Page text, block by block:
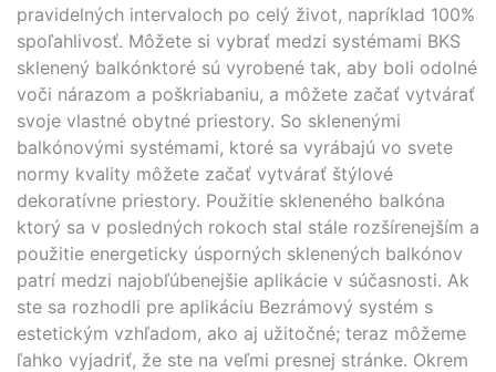
pravidelných intervaloch po celý život, napríklad 100%
spoľahlivosť. Môžete si vybrať medzi systémami BKS
sklenený balkónktoré sú vyrobené tak, aby boli odolné
voči nárazom a poškriabaniu, a môžete začať vytvárať
svoje vlastné obytné priestory. So sklenenými
balkónovými systémami, ktoré sa vyrábajú vo svete
normy kvality môžete začať vytvárať štýlové
dekoratívne priestory. Použitie skleneného balkóna
ktorý sa v posledných rokoch stal stále rozšírenejším a
použitie energeticky úsporných sklenených balkónov
patrí medzi najobľúbenejšie aplikácie v súčasnosti. Ak
ste sa rozhodli pre aplikáciu Bezrámový systém s
estetickým vzhľadom, ako aj užitočné; teraz môžeme
ľahko vyjadriť, že ste na veľmi presnej stránke. Okrem